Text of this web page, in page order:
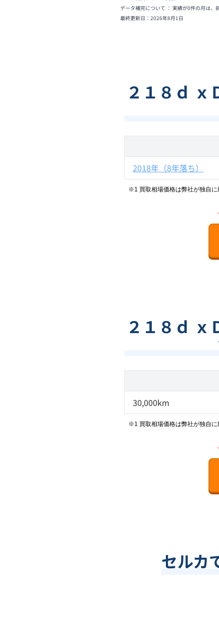
データ補完について ： 実績が0件の月は
最終更新日： 2026年8月1日
２１８ｄ ｘ
2018年（8年落ち）
※1 買取相場価格は弊社が独自に
２１８ｄ ｘ
30,000km
※1 買取相場価格は弊社が独自に
セルカ